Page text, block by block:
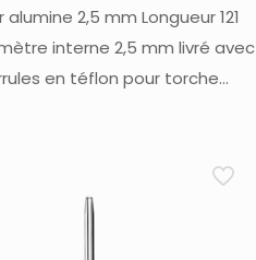
2,5 mm Longueur 121
interne 2,5 mm livré avec
en téflon pour torche